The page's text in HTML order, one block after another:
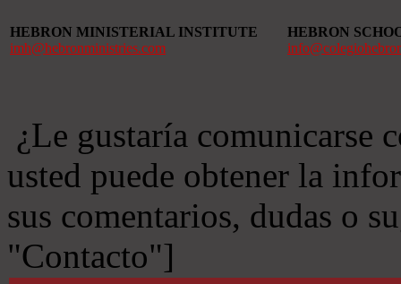
HEBRON MINISTERIAL INSTITUTE
imh@hebronministries.com
HEBRON
¿Le gustaría comunicarse
usted puede obtener la
sus comentarios, dudas o
"Contacto"]